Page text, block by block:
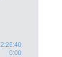
2:26:40
0:00